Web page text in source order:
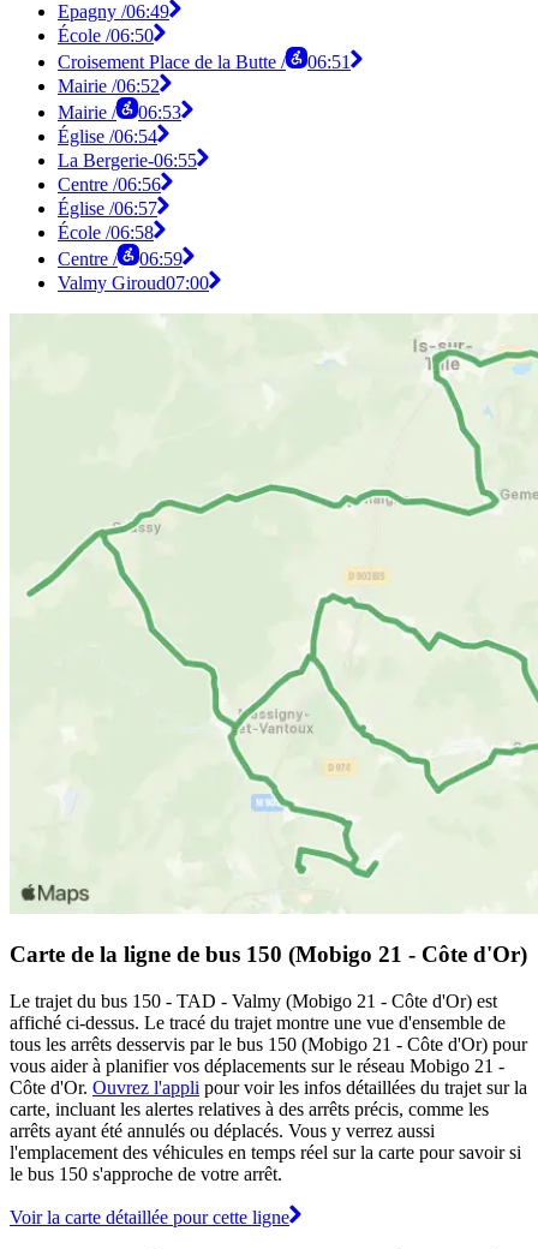
Epagny /06:49
École /06:50
Croisement Place de la Butte /
06:51
Mairie /06:52
Mairie /
06:53
Église /06:54
La Bergerie-06:55
Centre /06:56
Église /06:57
École /06:58
Centre /
06:59
Valmy Giroud07:00
Carte de la ligne de bus 150 (Mobigo 21 - Côte d'Or)
Le trajet du bus 150 - TAD - Valmy (Mobigo 21 - Côte d'Or) est
affiché ci-dessus. Le tracé du trajet montre une vue d'ensemble de
tous les arrêts desservis par le bus 150 (Mobigo 21 - Côte d'Or) pour
vous aider à planifier vos déplacements sur le réseau Mobigo 21 -
Côte d'Or. Ouvrez l'appli pour voir les infos détaillées du trajet sur la
carte, incluant les alertes relatives à des arrêts précis, comme les
arrêts ayant été annulés ou déplacés. Vous y verrez aussi
l'emplacement des véhicules en temps réel sur la carte pour savoir si
le bus 150 s'approche de votre arrêt.
Voir la carte détaillée pour cette ligne